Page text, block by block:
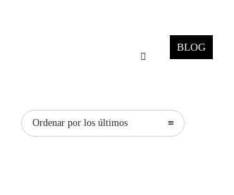
BLOG
Ordenar por los últimos